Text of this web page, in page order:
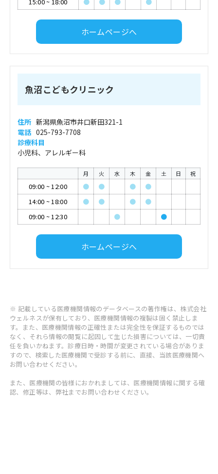
ホームページへ
魚沼こどもクリニック
住所 新潟県魚沼市井口新田321-1
電話 025-793-7708
診療科目
小児科、アレルギー科
月 火 水 木 金 土 日 祝
09:00 ~12:00 ● ● ●
●
14:00 ~18:00 ● ● ●
●
09:00 ~12:30 ● ●
ホームページへ
※ 記載している医療機関情報のデータベースの著作権は、株式会社
ウェルネスが保有しており、医療機関情報の複製は固く禁止しま
す。また、医療機関情報の正確性または完全性を保証するものでは
なく、それら情報の閲覧に起因して生じた損害については、一切責
任を負いかねます。診療日時・時間が変更されている場合がありま
すので、検索した医療機関で受診する前に、直接、当該医療機関へ
お問い合わせください。
また、医療機関の皆様におかれましては、医療機関情報に関する確
認、修正等は、弊社までお問い合わせください。